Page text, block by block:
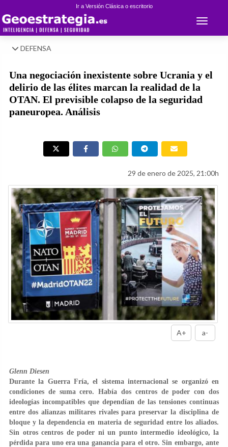
Ir a Versión Clásica o escritorio
Toggle
DEFENSA
Una negociación inexistente sobre Ucrania y el
delirio de las élites marcan la realidad de la
OTAN. El previsible colapso de la seguridad
paneuropea. Análisis
29 de enero de 2025, 21:00h
A+ a-
Glenn Diesen
Durante la Guerra Fría, el sistema internacional se organizó en
condiciones de suma cero. Había dos centros de poder con dos
ideologías incompatibles que dependían de las tensiones continuas
entre dos alianzas militares rivales para preservar la disciplina de
bloque y la dependencia en materia de seguridad entre los aliados.
Sin otros centros de poder ni un punto intermedio ideológico, la
pérdida para uno era una ganancia para el otro. Sin embargo, ante